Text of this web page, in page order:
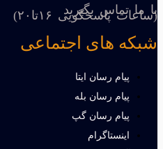
با ما تماس بگیرید
(ساعات پاسخگویی ۱۶تا۲۰)
شبکه های اجتماعی
پیام رسان ایتا
پیام رسان بله
پیام رسان گپ
اینستاگرام